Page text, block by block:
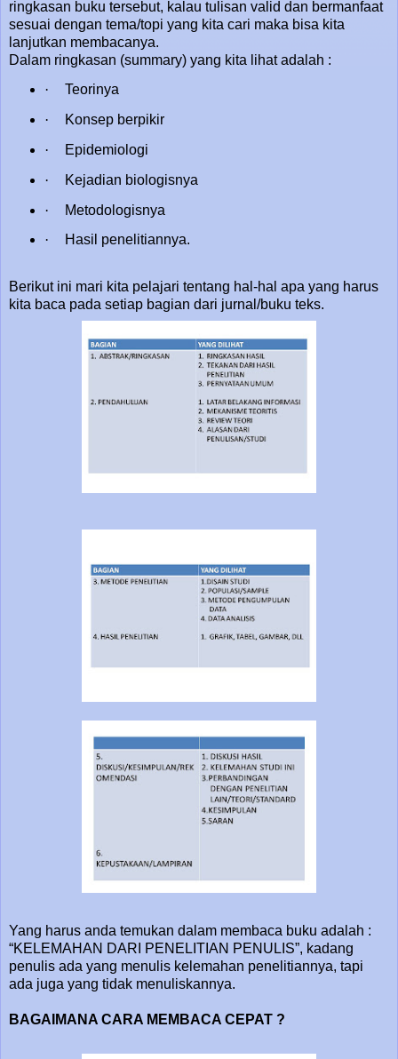
ringkasan buku tersebut, kalau tulisan valid dan bermanfaat
sesuai dengan tema/topi yang kita cari maka bisa kita
lanjutkan membacanya.
Dalam ringkasan (summary) yang kita lihat adalah :
·
Teorinya
·
Konsep berpikir
·
Epidemiologi
·
Kejadian biologisnya
·
Metodologisnya
·
Hasil penelitiannya.
Berikut ini mari kita pelajari tentang hal-hal apa yang harus
kita baca pada setiap bagian dari jurnal/buku teks.
Yang harus anda temukan dalam membaca buku adalah :
“KELEMAHAN DARI PENELITIAN PENULIS”, kadang
penulis ada yang menulis kelemahan penelitiannya, tapi
ada juga yang tidak menuliskannya.
BAGAIMANA CARA MEMBACA CEPAT ?